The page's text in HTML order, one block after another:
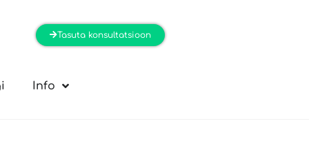
Tasuta konsultatsioon
Info